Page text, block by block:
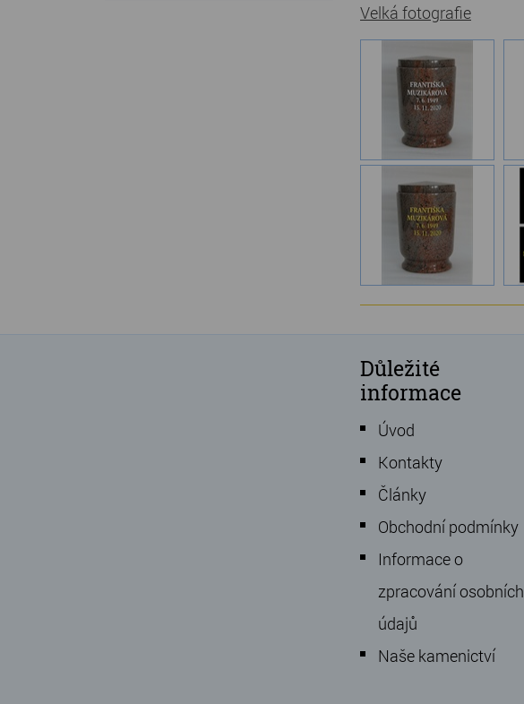
Velká fotografie
Důležité
informace
Úvod
Kontakty
Články
Obchodní podmínky
Informace o
zpracování osobních
údajů
Naše kamenictví